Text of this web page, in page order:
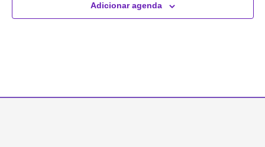
Adicionar agenda